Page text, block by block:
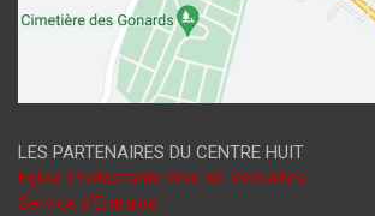
LES PARTENAIRES DU CENTRE HUIT
Eglise Protestante Unie de Versailles
Service d’Entraide